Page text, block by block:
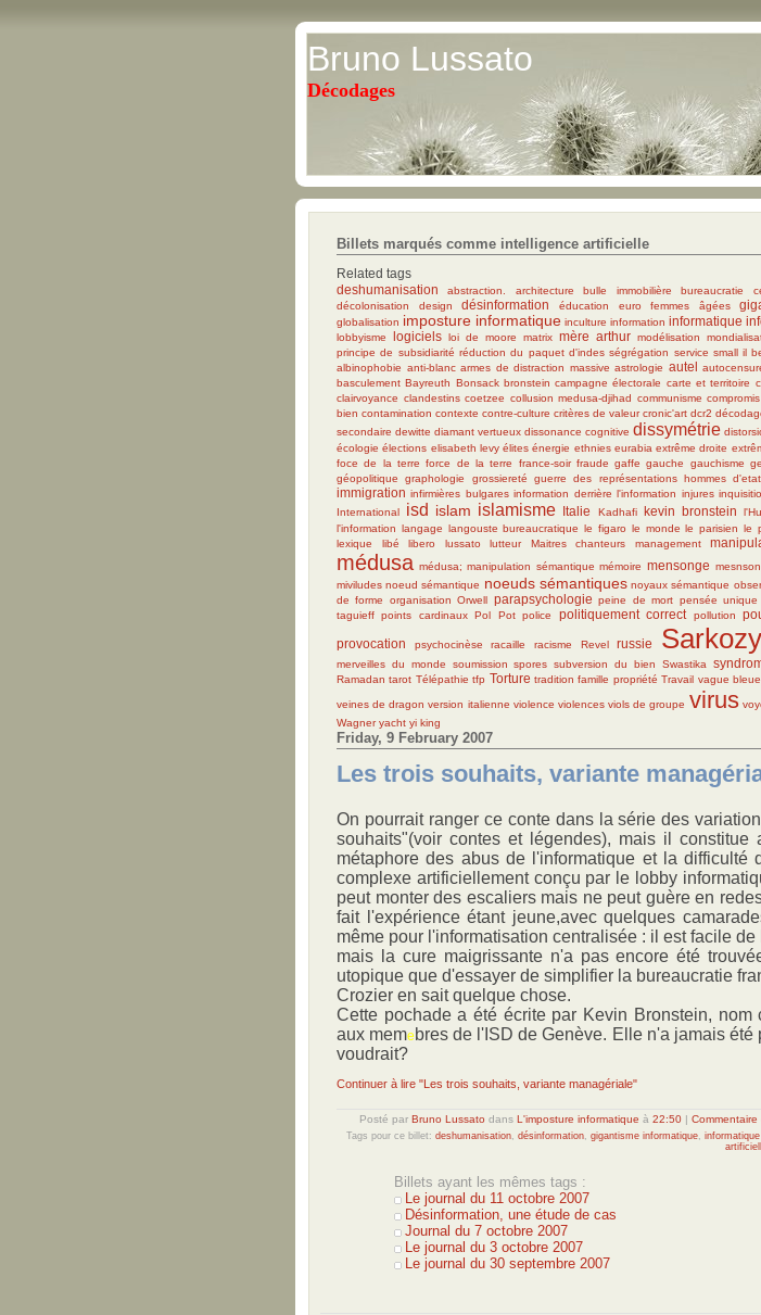
Bruno Lussato
Décodages
Billets marqués comme intelligence artificielle
Related tags
deshumanisation abstraction. architecture bulle immobilière bureaucratie
décolonisation
design désinformation éducation euro femmes âgées
globalisation imposture informatique inculture information informatique
lobbyisme logiciels loi de moore matrix mère arthur modélisation
principe de subsidiarité réduction du paquet d'indes ségrégation service small il
albinophobie anti-blanc armes de distraction massive astrologie autel
basculement Bayreuth Bonsack bronstein campagne électorale carte et territoire
clairvoyance clandestins coetzee collusion medusa-djihad communisme compromis
bien contamination contexte contre-culture critères de valeur cronic'art dcr2
secondaire dewitte diamant vertueux dissonance cognitive dissymétrie
écologie élections elisabeth levy élites énergie ethnies eurabia extrême droite
foce de la terre force de la terre france-soir fraude gaffe gauche gauchisme
géopolitique
graphologie grossiereté guerre des représentations hommes d'etat
immigration infirmières bulgares information derrière l'information injures
International
isd islam islamisme Italie Kadhafi kevin bronstein
l'information langage langouste bureaucratique le figaro le monde le parisien le
lexique
libé libero lussato lutteur Maitres chanteurs management
médusa médusa; manipulation sémantique mémoire mensonge
miviludes noeud sémantique noeuds sémantiques noyaux sémantique
de forme
organisation Orwell parapsychologie peine de mort pensée unique
taguieff points cardinaux Pol Pot police politiquement correct pollution
provocation psychocinèse racaille racisme Revel russie Sarkozy
merveilles du monde
soumission spores subversion du bien Swastika
Ramadan tarot Télépathie tfp Torture tradition famille propriété Travail vague bleue
veines de dragon version italienne violence violences viols de groupe virus
Wagner yacht yi king
Friday, 9 February 2007
Les trois souhaits, variante
On pourrait ranger ce conte dans la série des
souhaits"(voir contes et légendes), mais il constitue
métaphore des abus de l'informatique et la difficulté
complexe artificiellement conçu par le lobby
peut monter des escaliers mais ne peut guère en
fait l'expérience étant jeune,avec quelques
même pour l'informatisation centralisée : il est facile de
mais la cure maigrissante n'a pas encore été
utopique que d'essayer de simplifier la bureaucratie
Crozier en sait quelque chose.
Cette pochade a été écrite par Kevin Bronstein, nom
aux meme bres de l'ISD de Genève. Elle n'a jamais été
voudrait?
Continuer à lire "Les trois souhaits, variante managériale"
Posté par Bruno Lussato dans L'imposture informatique à 22:50| Commentaire
Tags pour ce billet: deshumanisation désinformation gigantisme informatique
Billets ayant les mêmes tags :
Le journal du 11 octobre 2007
Désinformation, une étude de cas
Journal du 7 octobre 2007
Le journal du 3 octobre 2007
Le journal du 30 septembre 2007